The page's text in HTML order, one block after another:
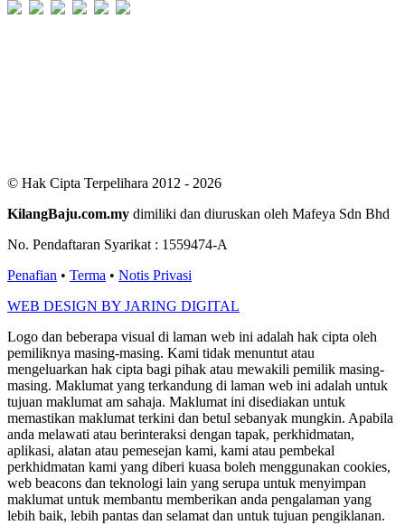
© Hak Cipta Terpelihara 2012 - 2026
KilangBaju.com.my dimiliki dan diuruskan oleh Mafeya Sdn Bhd
No. Pendaftaran Syarikat : 1559474-A
Penafian • Terma • Notis Privasi
WEB DESIGN BY JARING DIGITAL
Logo dan beberapa visual di laman web ini adalah hak cipta oleh
pemiliknya masing-masing. Kami tidak menuntut atau
mengeluarkan hak cipta bagi pihak atau mewakili pemilik masing-
masing. Maklumat yang terkandung di laman web ini adalah untuk
tujuan maklumat am sahaja. Maklumat ini disediakan untuk
memastikan maklumat terkini dan betul sebanyak mungkin. Apabila
anda melawati atau berinteraksi dengan tapak, perkhidmatan,
aplikasi, alatan atau pemesejan kami, kami atau pembekal
perkhidmatan kami yang diberi kuasa boleh menggunakan cookies,
web beacons dan teknologi lain yang serupa untuk menyimpan
maklumat untuk membantu memberikan anda pengalaman yang
lebih baik, lebih pantas dan selamat dan untuk tujuan pengiklanan.